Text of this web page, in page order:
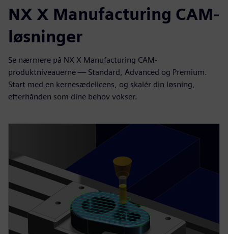
NX X Manufacturing CAM-
løsninger
Se nærmere på NX X Manufacturing CAM-
produktniveauerne — Standard, Advanced og Premium.
Start med en kernesædelicens, og skalér din løsning,
efterhånden som dine behov vokser.